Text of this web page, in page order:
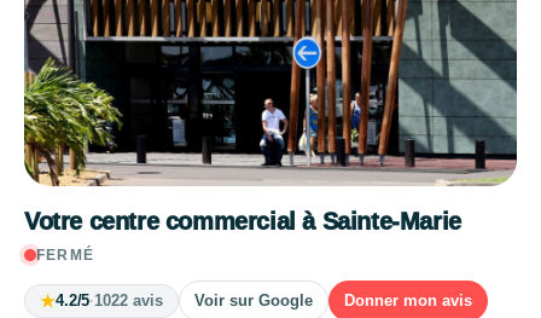
Votre centre commercial à Sainte-Marie
FERMÉ
★4.2/5·1022 avis Voir sur Google Donner mon avis